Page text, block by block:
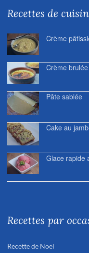
Recettes de
Crème
Crème brulée
Pâte sablée
Cake au
Glace rapide
Recettes par
Recette de Noël